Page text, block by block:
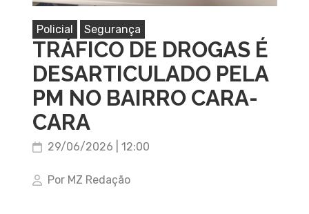
Policial Segurança
TRÁFICO DE DROGAS É
DESARTICULADO PELA
PM NO BAIRRO CARA-
CARA
29/06/2026 | 12:00
Por MZ Redação